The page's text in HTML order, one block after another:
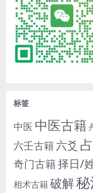
标签
中医 中医古籍
六壬古籍 六爻
奇门古籍择日/
相术古籍破解